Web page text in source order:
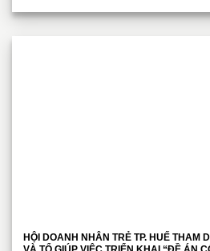
HỘI DOANH NHÂN TRẺ TP. HUẾ THAM